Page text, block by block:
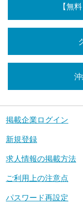
【無
掲載企業ログイン
新規登録
求人情報の掲載方法
ご利用上の注意点
パスワード再設定